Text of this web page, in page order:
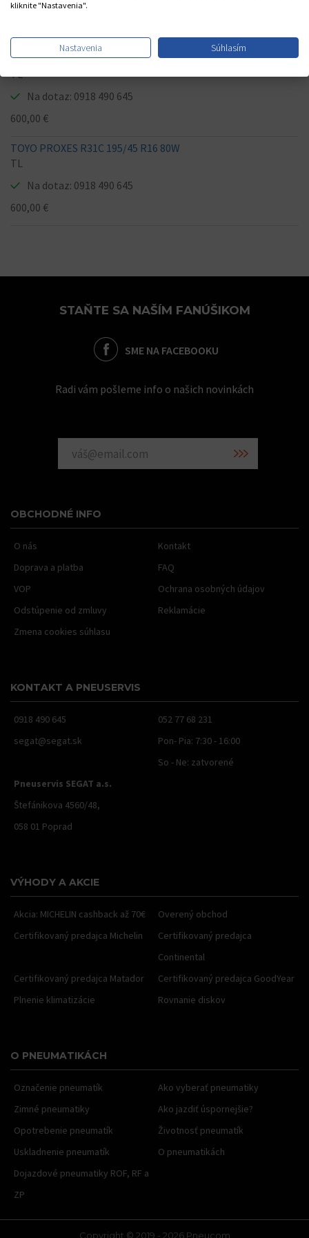
Na dotaz: 0918 490 645
TOYO PROXES R31C 195/45 R16 80W
TL
Na dotaz: 0918 490 645
600,00 €
TOYO PROXES R31C 195/45 R16 80W
TL
Na dotaz: 0918 490 645
600,00 €
STAŇTE SA NAŠÍM FANÚŠIKOM
SME NA FACEBOOKU
Radi vám pošleme info o našich novinkách
OBCHODNÉ INFO
O nás
Kontakt
Doprava a platba
FAQ
VOP
Ochrana osobných údajov
Odstúpenie od zmluvy
Reklamácie
Zmena cookies súhlasu
KONTAKT A PNEUSERVIS
0918 490 645
052 77 68 231
segat@segat.sk
Pon- Pia: 7:30 - 16:00
So - Ne: zatvorené
Pneuservis SEGAT a.s.
Štefánikova 4560/48,
058 01 Poprad
VÝHODY A AKCIE
Akcia: MICHELIN cashback až 70€
Overený obchod
Certifikovaný predajca Michelin
Certifikovaný predajca
Continental
Certifikovaný predajca Matador
Certifikovaný predajca GoodYear
Plnenie klimatizácie
Rovnanie diskov
O PNEUMATIKÁCH
Označenie pneumatík
Ako vyberať pneumatiky
Zimné pneumatiky
Ako jazdiť úspornejšie?
Opotrebenie pneumatík
Životnosť pneumatík
Uskladnenie pneumatík
O pneumatikách
Dojazdové pneumatiky ROF, RF a
ZP
Copyright © 2019 - 2026 Pneucom
kliknite "Nastavenia".
Nastavenia Súhlasím